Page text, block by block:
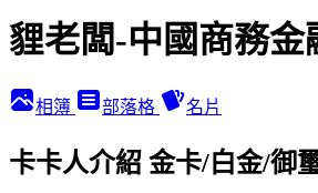
貍老闆-中國商務金
相簿 部落格 名片
卡卡人介紹 金卡/白金/御